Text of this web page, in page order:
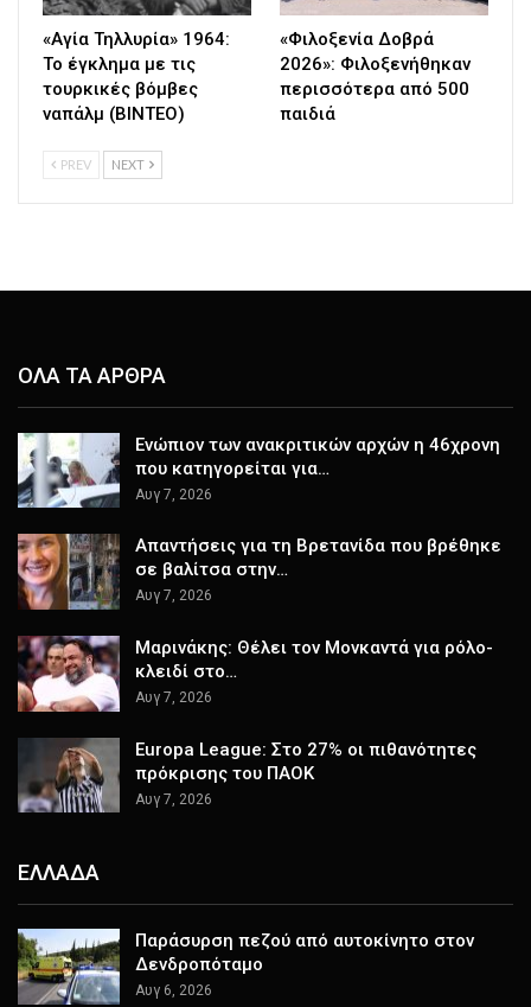
«Αγία Τηλλυρία» 1964:
Το έγκλημα με τις
τουρκικές βόμβες
ναπάλμ (ΒΙΝΤΕΟ)
«Φιλοξενία Δοβρά
2026»: Φιλοξενήθηκαν
περισσότερα από 500
παιδιά
PREV NEXT
ΟΛΑ ΤΑ ΑΡΘΡΑ
Ενώπιον των ανακριτικών αρχών η 46χρονη
που κατηγορείται για…
Αυγ 7, 2026
Απαντήσεις για τη Βρετανίδα που βρέθηκε
σε βαλίτσα στην…
Αυγ 7, 2026
Μαρινάκης: Θέλει τον Μονκαντά για ρόλο-
κλειδί στο…
Αυγ 7, 2026
Europa League: Στο 27% οι πιθανότητες
πρόκρισης του ΠΑΟΚ
Αυγ 7, 2026
ΕΛΛΑΔΑ
Παράσυρση πεζού από αυτοκίνητο στον
Δενδροπόταμο
Αυγ 6, 2026